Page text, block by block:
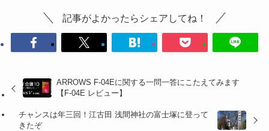
記事がよかったらシェアしてね！
ARROWS F-04Eに関する一問一答にこたえてみます
【F-04E レビュー】
チャンスは年三回！江古田 浅間神社の富士塚に登って
きたぞ